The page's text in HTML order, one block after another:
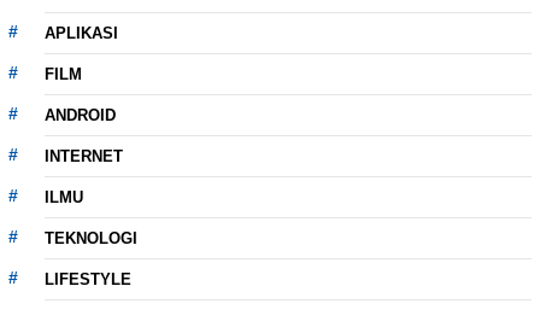
APLIKASI
FILM
ANDROID
INTERNET
ILMU
TEKNOLOGI
LIFESTYLE